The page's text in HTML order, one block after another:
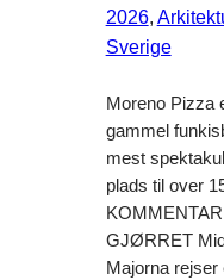
2026,
Sverige
Moreno Pizza
gammel
mest
plads til over
GJØRRET
Majorna